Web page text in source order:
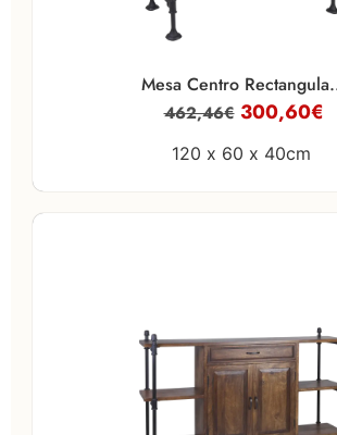
Mesa Centro
462,46€ 300,60€
120 x 60 x 40cm